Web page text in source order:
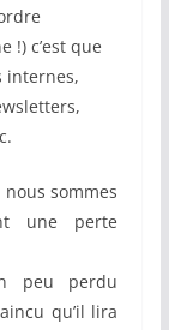
!) c’est que
internes,
sommes
une perte
peu perdu
qu’il lira